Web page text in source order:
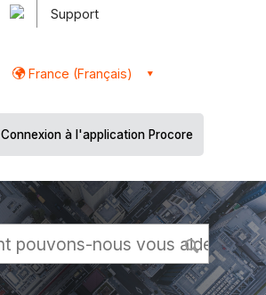
Support
France (Français)
Connexion à l'application Procore